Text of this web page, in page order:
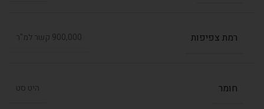
רמת צפיפות 900,000 קשר למ"ר
חומר היט סט